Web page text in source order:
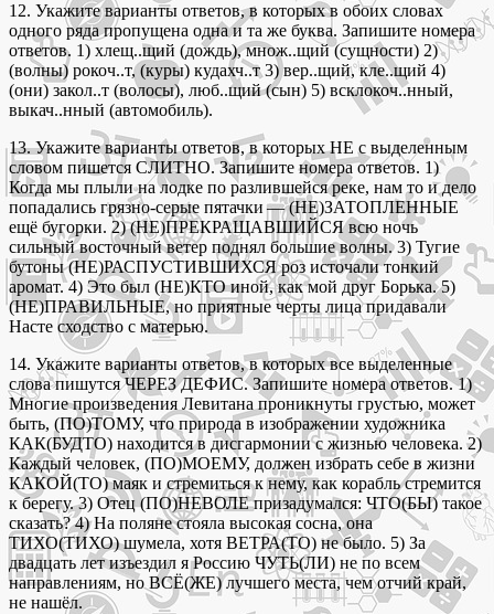
12. Укажите варианты ответов, в которых в обоих словах
одного ряда пропущена одна и та же буква. Запишите номера
ответов. 1) хлещ..щий (дождь), множ..щий (сущности) 2)
(волны) рокоч..т, (куры) кудахч..т 3) вер..щий, кле..щий 4)
(они) закол..т (волосы), люб..щий (сын) 5) всклокоч..нный,
выкач..нный (автомобиль).
13. Укажите варианты ответов, в которых НЕ с выделенным
словом пишется СЛИТНО. Запишите номера ответов. 1)
Когда мы плыли на лодке по разлившейся реке, нам то и дело
попадались грязно-серые пятачки — (НЕ)ЗАТОПЛЕННЫЕ
ещё бугорки. 2) (НЕ)ПРЕКРАЩАВШИЙСЯ всю ночь
сильный восточный ветер поднял большие волны. 3) Тугие
бутоны (НЕ)РАСПУСТИВШИХСЯ роз источали тонкий
аромат. 4) Это был (НЕ)КТО иной, как мой друг Борька. 5)
(НЕ)ПРАВИЛЬНЫЕ, но приятные черты лица придавали
Насте сходство с матерью.
14. Укажите варианты ответов, в которых все выделенные
слова пишутся ЧЕРЕЗ ДЕФИС. Запишите номера ответов. 1)
Многие произведения Левитана проникнуты грустью, может
быть, (ПО)ТОМУ, что природа в изображении художника
КАК(БУДТО) находится в дисгармонии с жизнью человека. 2)
Каждый человек, (ПО)МОЕМУ, должен избрать себе в жизни
КАКОЙ(ТО) маяк и стремиться к нему, как корабль стремится
к берегу. 3) Отец (ПО)НЕВОЛЕ призадумался: ЧТО(БЫ) такое
сказать? 4) На поляне стояла высокая сосна, она
ТИХО(ТИХО) шумела, хотя ВЕТРА(ТО) не было. 5) За
двадцать лет изъездил я Россию ЧУТЬ(ЛИ) не по всем
направлениям, но ВСЁ(ЖЕ) лучшего места, чем отчий край,
не нашёл.